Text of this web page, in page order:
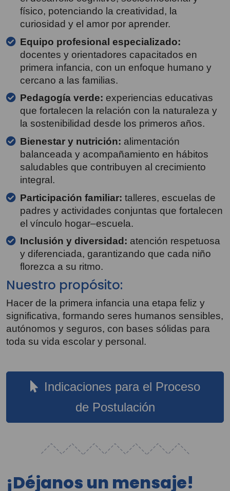
físico, potenciando la creatividad, la
curiosidad y el amor por aprender.
Equipo profesional especializado:
docentes y orientadores capacitados en
primera infancia, con un enfoque humano y
cercano a las familias.
Pedagogía verde: experiencias educativas
que fortalecen la relación con la naturaleza y
la sostenibilidad desde los primeros años.
Bienestar y nutrición: alimentación
balanceada y acompañamiento en hábitos
saludables que contribuyen al crecimiento
integral.
Participación familiar: talleres, escuelas de
padres y actividades conjuntas que fortalecen
el vínculo hogar–escuela.
Inclusión y diversidad: atención respetuosa
y diferenciada, garantizando que cada niño
florezca a su ritmo.
Nuestro propósito:
Hacer de la primera infancia una etapa feliz y
significativa, formando seres humanos sensibles,
autónomos y seguros, con bases sólidas para
toda su vida escolar y personal.
Indicaciones para el Proceso
de Postulación
¡Déjanos un mensaje!